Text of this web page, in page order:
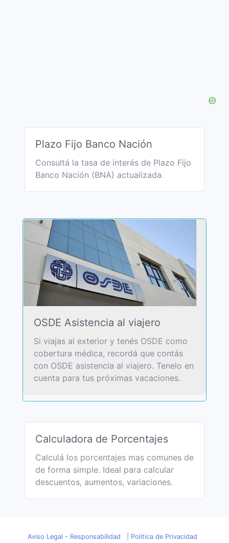
Plazo Fijo Banco Nación
Consultá la tasa de interés de Plazo Fijo
Banco Nación (BNA) actualizada.
OSDE Asistencia al viajero
Si viajas al exterior y tenés OSDE como
cobertura médica, recordá que contás
con OSDE asistencia al viajero. Tenelo en
cuenta para tus próximas vacaciones.
Calculadora de Porcentajes
Calculá los porcentajes mas comunes de
de forma simple. Ideal para calcular
descuentos, aumentos, variaciones.
Aviso Legal - Responsabilidad Política de Privacidad